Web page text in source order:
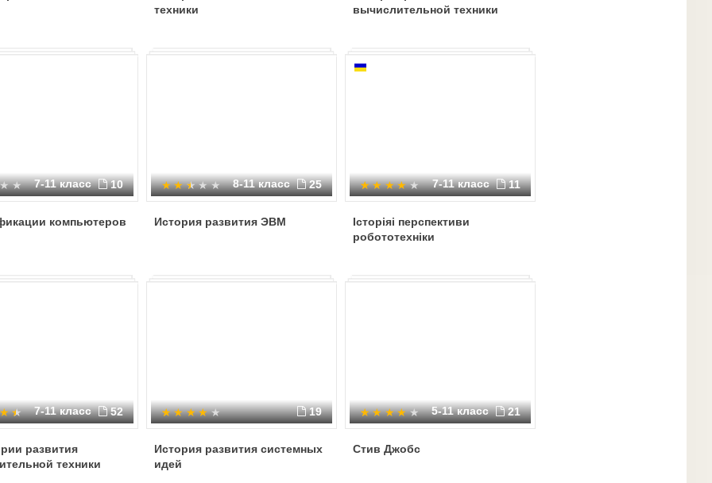
техники
вычислительной техники
7-11 класс 10
компьютеров
8-11 класс 25
История развития ЭВМ
7-11 класс 11
Історіяі перспективи
робототехніки
7-11 класс 52
развития
техники
19
История развития системных
идей
5-11 класс 21
Стив Джобс